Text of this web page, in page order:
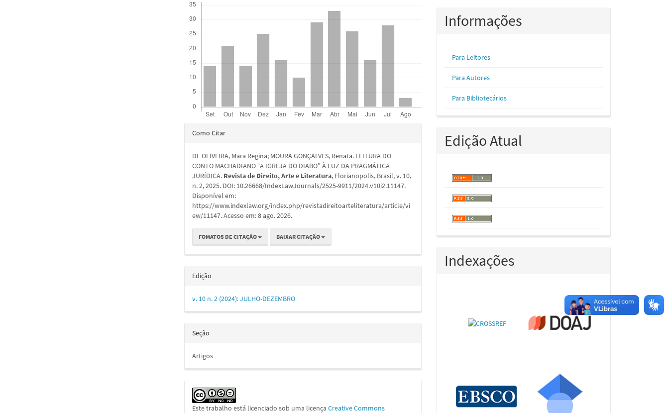
Detalhes
artigo
Como Citar
DE OLIVEIRA, Mara Regina; MOURA GONÇALVES, Renata. LEITURA DO
CONTO MACHADIANO “A IGREJA DO DIABO” À LUZ DA PRAGMÁTICA
JURÍDICA. Revista de Direito, Arte e Literatura, Florianopolis, Brasil, v. 10,
n. 2, 2025. DOI: 10.26668/IndexLawJournals/2525-9911/2024.v10i2.11147.
Disponível em:
https://www.indexlaw.org/index.php/revistadireitoarteliteratura/article/vi
ew/11147. Acesso em: 8 ago. 2026.
FOMATOS DE CITAÇÃO BAIXAR CITAÇÃO
Edição
v. 10 n. 2 (2024): JULHO-DEZEMBRO
Seção
Artigos
Este trabalho está licenciado sob uma licençaCreative Commons
Informações
Para Leitores
Para Autores
Para Bibliotecários
Edição Atual
Indexações